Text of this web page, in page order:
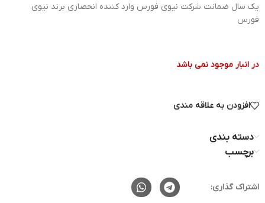
یک سال ضمانت شرکت نیوی فورس وارد کننده انحصاری برند نیوی
فورس
در انبار موجود نمی باشد
افزودن به علاقه مندی
دسته بندی
برچسب
اشتراک گذاری: